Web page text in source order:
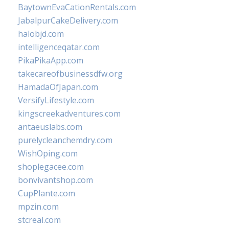
BaytownEvaCationRentals.com
JabalpurCakeDelivery.com
halobjd.com
intelligenceqatar.com
PikaPikaApp.com
takecareofbusinessdfw.org
HamadaOfJapan.com
VersifyLifestyle.com
kingscreekadventures.com
antaeuslabs.com
purelycleanchemdry.com
WishOping.com
shoplegacee.com
bonvivantshop.com
CupPlante.com
mpzin.com
stcreal.com